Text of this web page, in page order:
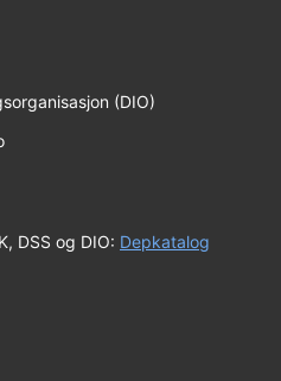
(DIO)
DSS og DIO: Depkatalog